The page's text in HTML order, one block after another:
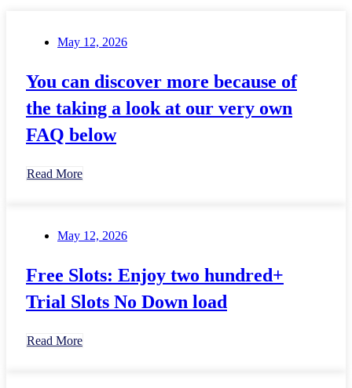
May 12, 2026
You can discover more because of
the taking a look at our very own
FAQ below
Read More
May 12, 2026
Free Slots: Enjoy two hundred+
Trial Slots No Down load
Read More